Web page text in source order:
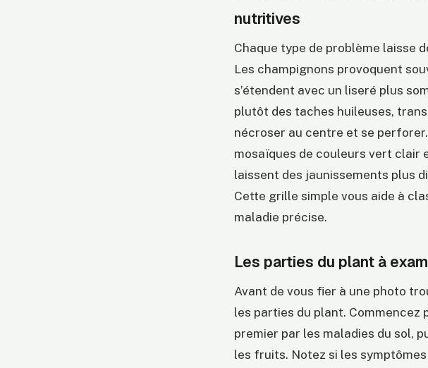
nutritives
Chaque type de problème laisse
Les champignons provoquent
s’étendent avec un liseré plus
plutôt des taches huileuses,
nécroser au centre et se
mosaïques de couleurs vert clair
laissent des jaunissements plus
Cette grille simple vous aide à
maladie précise.
Les parties du plant à
Avant de vous fier à une photo
les parties du plant. Commencez
premier par les maladies du sol,
les fruits. Notez si les